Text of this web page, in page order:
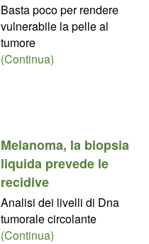
Basta poco per rendere
vulnerabile la pelle al
tumore
(Continua)
Melanoma, la biopsia
liquida prevede le
recidive
Analisi dei livelli di Dna
tumorale circolante
(Continua)